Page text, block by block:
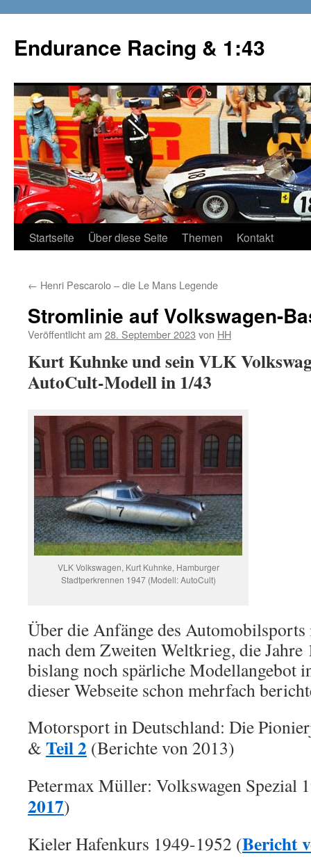
springen
Endurance Racing & 1:43
Startseite Über diese Seite Themen Kontakt
← Henri Pescarolo – die Le Mans Legende
Stromlinie auf Volkswagen-
Veröffentlicht am 28. September 2023 von HH
Kurt Kuhnke und sein VLK
AutoCult-Modell in 1/43
VLK Volkswagen, Kurt Kuhnke, Hamburger
Stadtperkrennen 1947 (Modell: AutoCult)
Über die Anfänge des Automobilsports
nach dem Zweiten Weltkrieg, die Jahre
bislang noch spärliche Modellangebot
dieser Webseite schon mehrfach
Motorsport in Deutschland: Die
& Teil 2 (Berichte von 2013)
Petermax Müller: Volkswagen Spezial
2017)
Kieler Hafenkurs 1949-1952 (Bericht